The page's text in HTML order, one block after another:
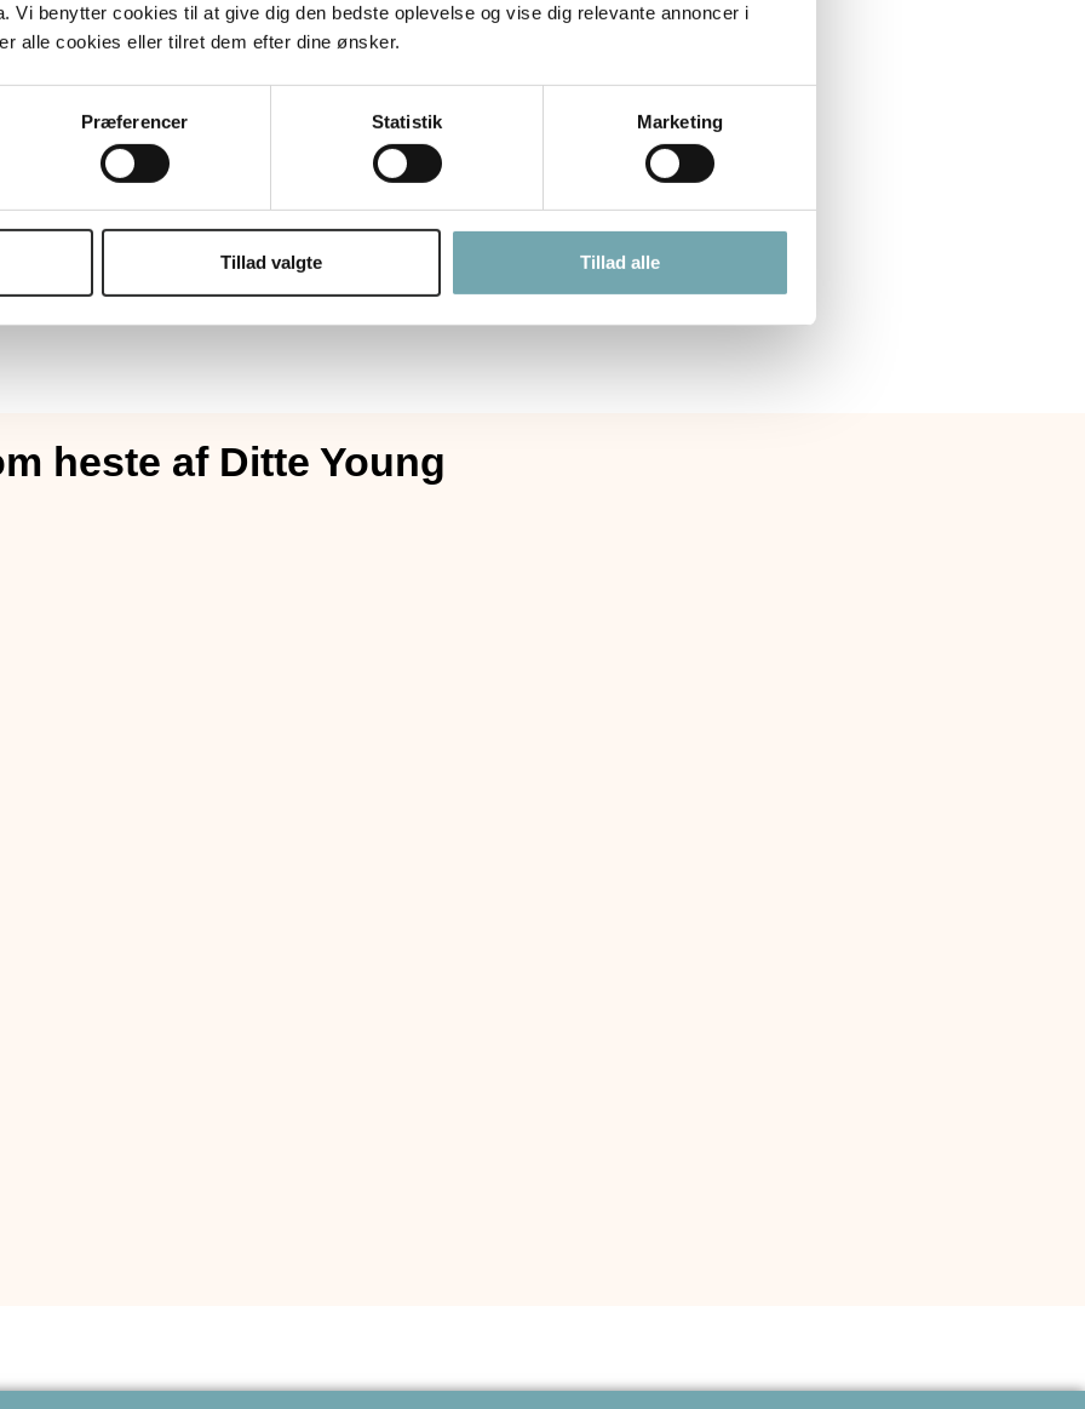
Vi benytter cookies til at give dig den bedste oplevelse og vise dig relevante annoncer i
alle cookies eller tilret dem efter dine ønsker.
Præferencer Statistik Marketing
Tillad valgte Tillad alle
at kommunikere telepatisk med dyr.
deres tanker og lær, hvordan du kan
Uddannelsen
heste af Ditte Young